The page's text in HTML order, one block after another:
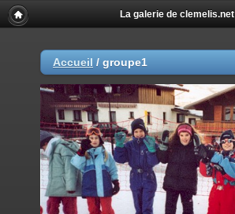
La galerie de clemelis.net
Accueil / groupe1